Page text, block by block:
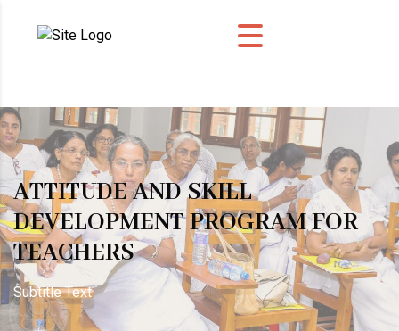
ATTITUDE AND SKILL
DEVELOPMENT PROGRAM FOR
TEACHERS
Subtitle Text